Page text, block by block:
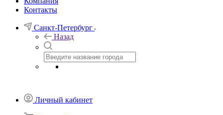
Контакты
Санкт-Петербург
Назад
Личный кабинет